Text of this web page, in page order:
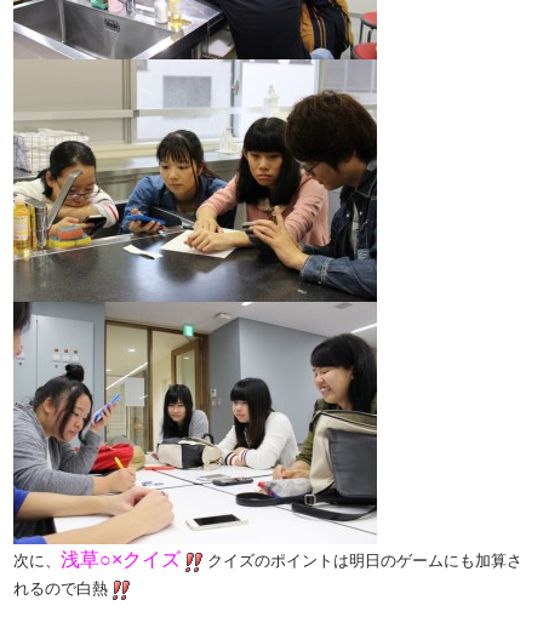
次に、浅草○×クイズ
クイズのポイントは明日のゲームにも加算さ
れるので白熱